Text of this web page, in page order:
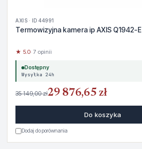
AXIS · ID 44991
Termowizyjna kamera ip AXIS Q1942-E
★ 5.0· 7 opinii
Dostępny
Wysyłka 24h
35 149,00 zł29 876,65 zł
Do koszyka
Dodaj do porównania